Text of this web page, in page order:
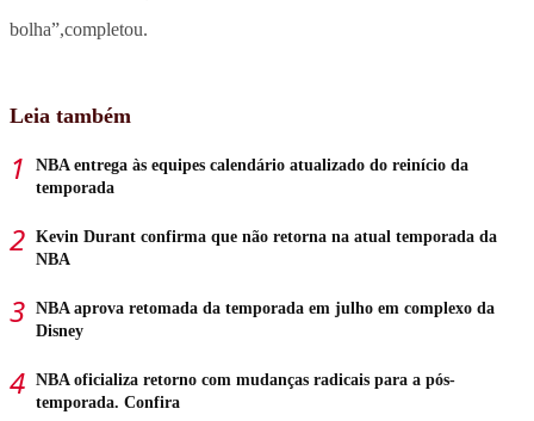
bolha”,completou.
Leia também
NBA entrega às equipes calendário atualizado do reinício da
temporada
Kevin Durant confirma que não retorna na atual temporada da
NBA
NBA aprova retomada da temporada em julho em complexo da
Disney
NBA oficializa retorno com mudanças radicais para a pós-
temporada. Confira